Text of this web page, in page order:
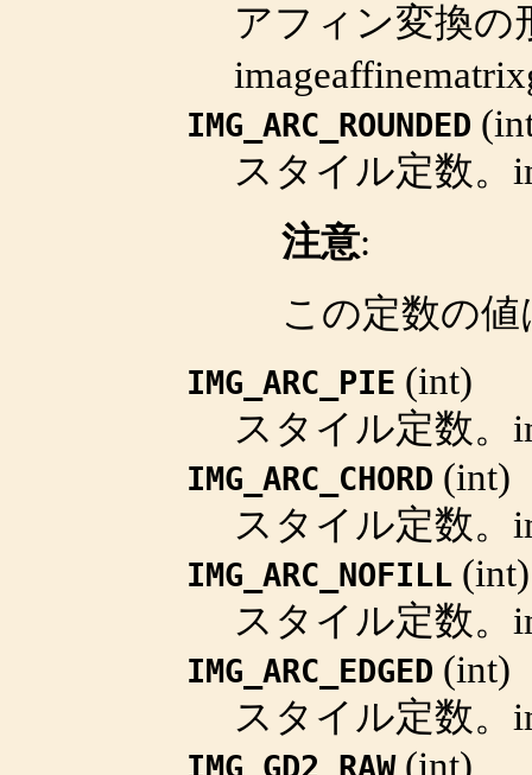
アフィン変換の
IMG_ARC_ROUNDED (
スタイル定数。
注意:
この定数の
IMG_ARC_PIE (int)
スタイル定数。
IMG_ARC_CHORD (int)
スタイル定数。
IMG_ARC_NOFILL (int)
スタイル定数。
IMG_ARC_EDGED (int)
スタイル定数。
IMG_GD2_RAW(int)